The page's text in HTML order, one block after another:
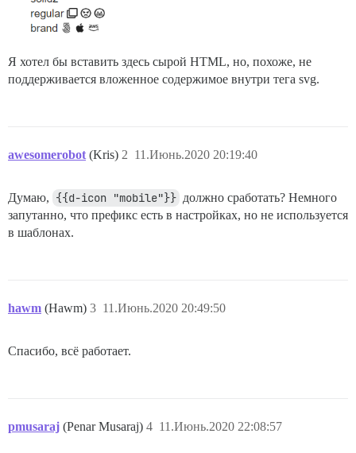
Я хотел бы вставить здесь сырой HTML, но, похоже, не
поддерживается вложенное содержимое внутри тега svg.
awesomerobot (Kris) 11.Июнь.2020 20:19:40
2
Думаю, {{d-icon "mobile"}} должно сработать? Немного
запутанно, что префикс есть в настройках, но не используется
в шаблонах.
hawm (Hawm) 11.Июнь.2020 20:49:50
3
Спасибо, всё работает.
pmusaraj (Penar Musaraj) 11.Июнь.2020 22:08:57
4